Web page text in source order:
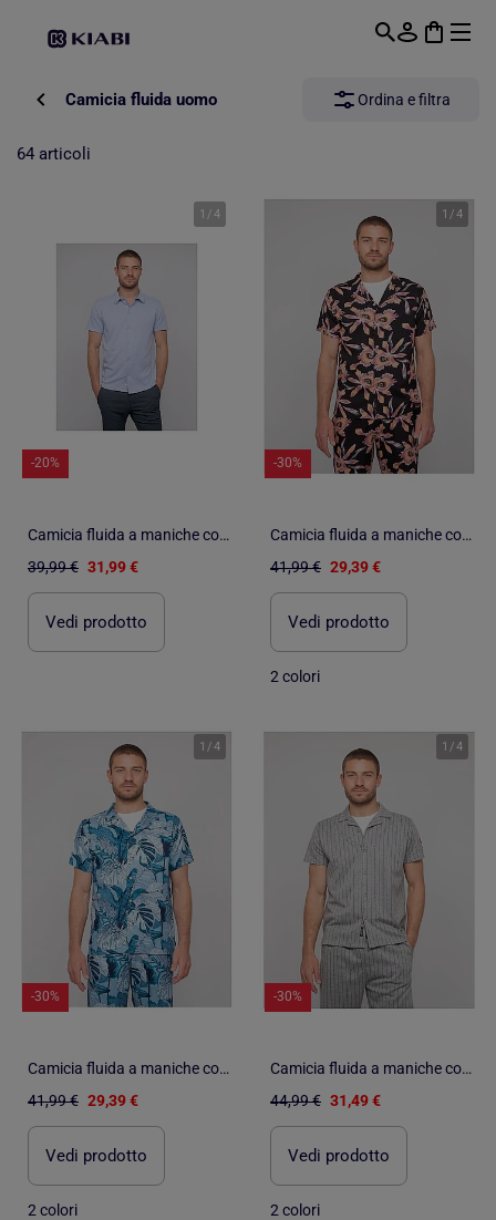
Camicia fluida uomo Ordina e filtra
64 articoli
1 /4
-20%
Camicia fluida a maniche corte DODOBIL
39,99 € 31,99 €
Vedi prodotto
1 /4
-30%
Camicia fluida a maniche corte con motivi DALIWAI
41,99 € 29,39 €
Vedi prodotto
2 colori
1 /4
-30%
Camicia fluida a maniche corte con motivi DAMAULU
41,99 € 29,39 €
Vedi prodotto
2 colori
1 /4
-30%
Camicia fluida a maniche corte a righe DONGWANJI
44,99 € 31,49 €
Vedi prodotto
2 colori